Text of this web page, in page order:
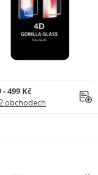
- 499 Kč
obchodech